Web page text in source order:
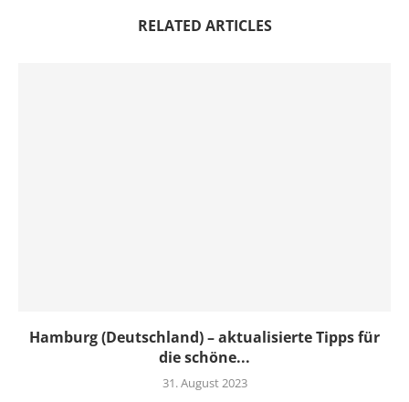
RELATED ARTICLES
Hamburg (Deutschland) – aktualisierte Tipps für
die schöne...
31. August 2023